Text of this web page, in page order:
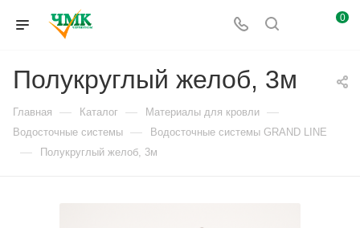
0
Полукруглый желоб, 3м
Главная — Каталог — Материалы для кровли —
Водосточные системы — Водосточные системы GRAND LINE
— Полукруглый желоб, 3м